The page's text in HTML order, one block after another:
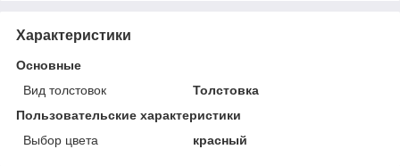
Характеристики
Основные
Вид толстовок
Толстовка
Пользовательские характеристики
Выбор цвета
красный